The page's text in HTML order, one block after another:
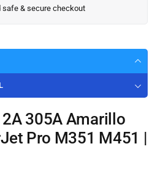
safe & secure checkout
305A Amarillo
Pro M351 M451 |